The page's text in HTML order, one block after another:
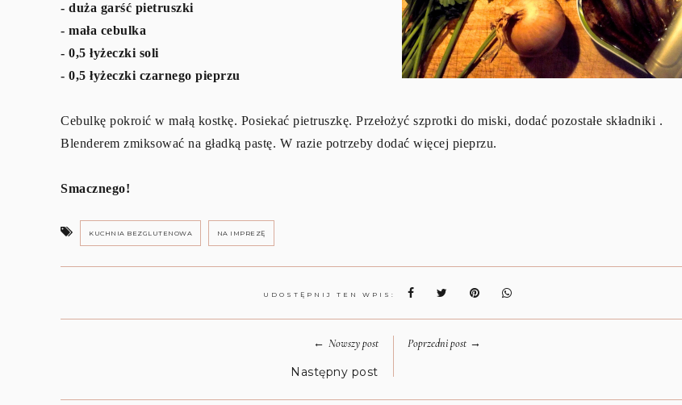
- duża garść pietruszki
- mała cebulka
- 0,5 łyżeczki soli
- 0,5 łyżeczki czarnego pieprzu
Cebulkę pokroić w małą kostkę. Posiekać pietruszkę. Przełożyć szprotki do miski, dodać pozostałe składniki .
Blenderem zmiksować na gładką pastę. W razie potrzeby dodać więcej pieprzu.
Smacznego!
KUCHNIA BEZGLUTENOWA NA IMPREZĘ
UDOSTĘPNIJ TEN WPIS:
← Nowszy post
Następny post
Poprzedni post→